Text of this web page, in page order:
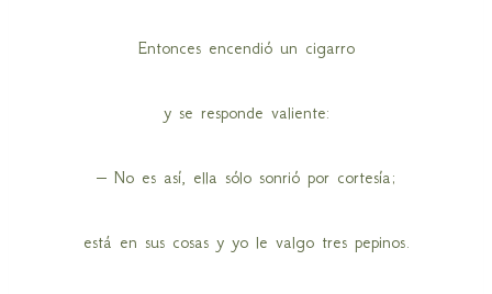
Entonces encendió un cigarro
y se responde valiente:
– No es así, ella sólo sonrió por cortesía;
está en sus cosas y yo le valgo tres pepinos.